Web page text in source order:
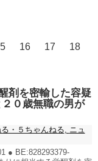
全体のレイアウトが崩れ
16 17 18
剤を密輸した容疑
０歳無職の男が
・５ちゃんねる
ニュ
● BE:828293379-